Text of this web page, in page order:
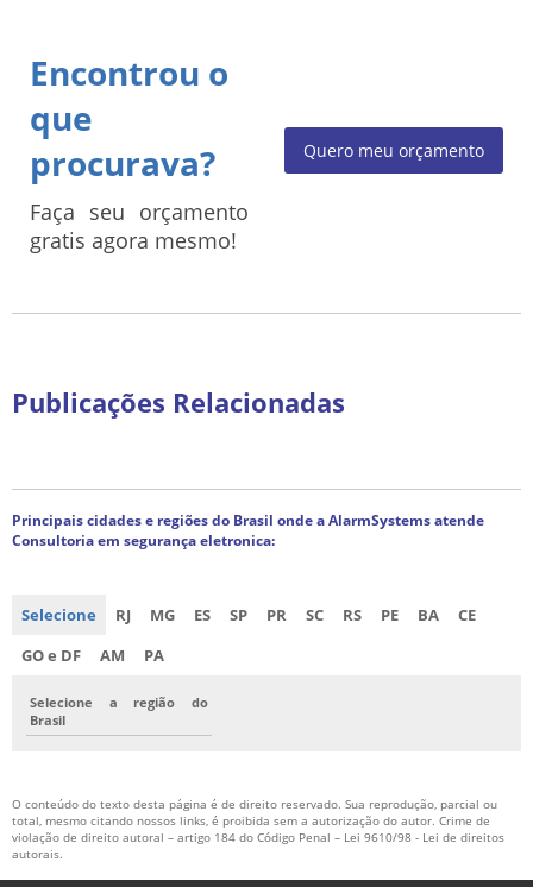
Encontrou o
que
procurava?
Faça seu orçamento
gratis agora mesmo!
Quero meu orçamento
Publicações Relacionadas
Principais cidades e regiões do Brasil onde a AlarmSystems atende
Consultoria em segurança eletronica:
Selecione RJ MG ES SP PR SC RS PE BA
CE
GO e DF
AM PA
Selecione a região do
Brasil
O conteúdo do texto desta página é de direito reservado. Sua reprodução, parcial ou
total, mesmo citando nossos links, é proibida sem a autorização do autor. Crime de
violação de direito autoral – artigo 184 do Código Penal – Lei 9610/98 - Lei de direitos
autorais.